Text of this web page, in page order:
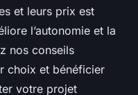
et leurs prix est
l’autonomie et la
nos conseils
choix et bénéficier
votre projet